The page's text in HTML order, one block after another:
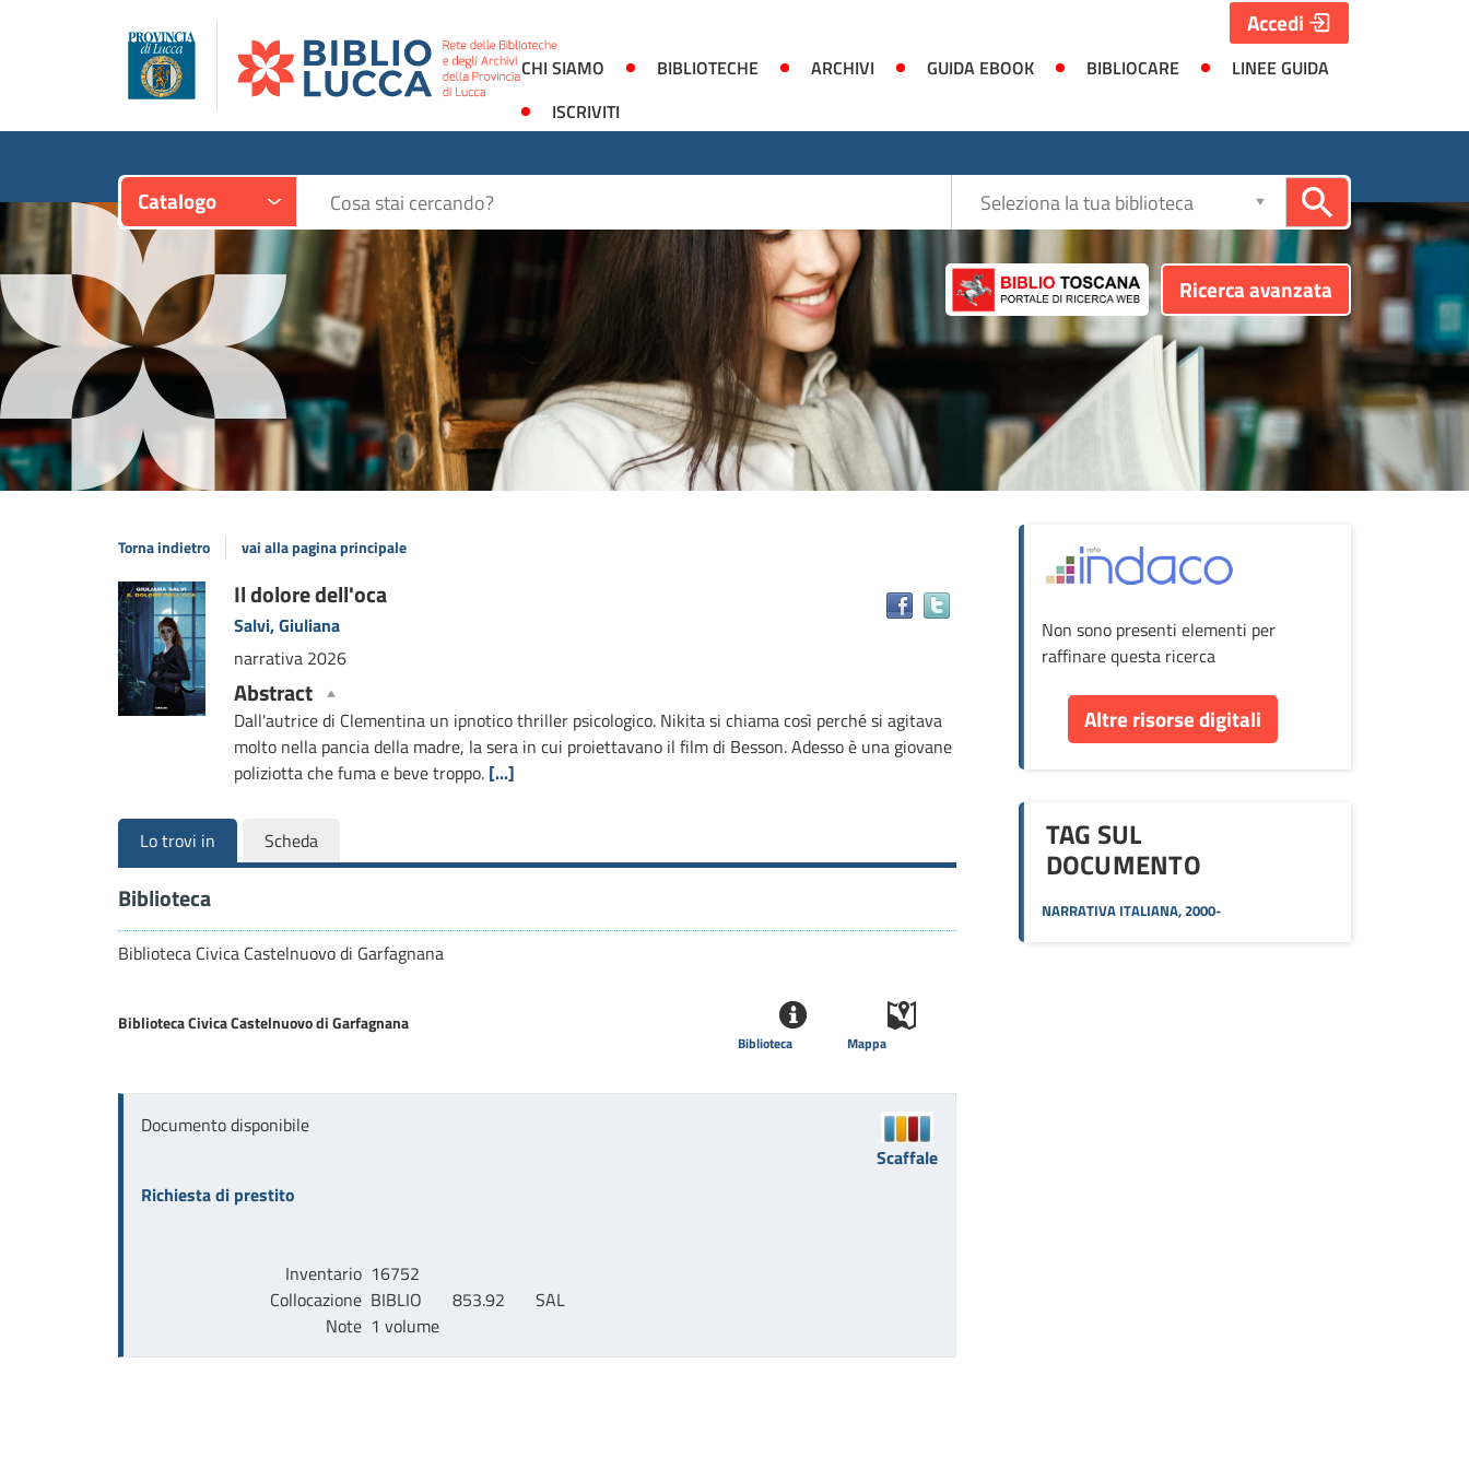
CHI SIAMO BIBLIOTECHE ARCHIVI GUIDA EBOOK BIBLIOCARE
LINEE GUIDA
ISCRIVITI
Accedi
Catalogo Cerca su "Catalogo"
Ricerca avanzata
Seleziona
la
Torna indietro vai alla pagina principale
Dettaglio
del
documento
Il dolore dell'oca
Salvi, Giuliana
narrativa 2026
Abstract
Dall'autrice di Clementina un ipnotico thriller psicologico. Nikita si chiama così perché si agitava
molto nella pancia della madre, la sera in cui proiettavano il film di Besson. Adesso è una giovane
poliziotta che fuma e beve troppo. [...]
Lo trovi in Scheda
Biblioteca
Biblioteca Civica Castelnuovo di Garfagnana
Biblioteca Civica Castelnuovo di Garfagnana
Mappa
Biblioteca
Documento disponibile
Richiesta di prestito
Inventario 16752
Collocazione BIBLIO       853.92       SAL
Note 1 volume
Scaffale
Non sono presenti elementi per
raffinare questa ricerca
Altre risorse digitali
TAG SUL
DOCUMENTO
NARRATIVA ITALIANA, 2000-